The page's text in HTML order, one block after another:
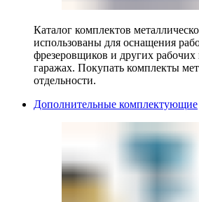
Каталог комплектов
использованы для оснащения
фрезеровщиков и других
гаражах. Покупать комплекты
отдельности.
Дополнительные комплектующие